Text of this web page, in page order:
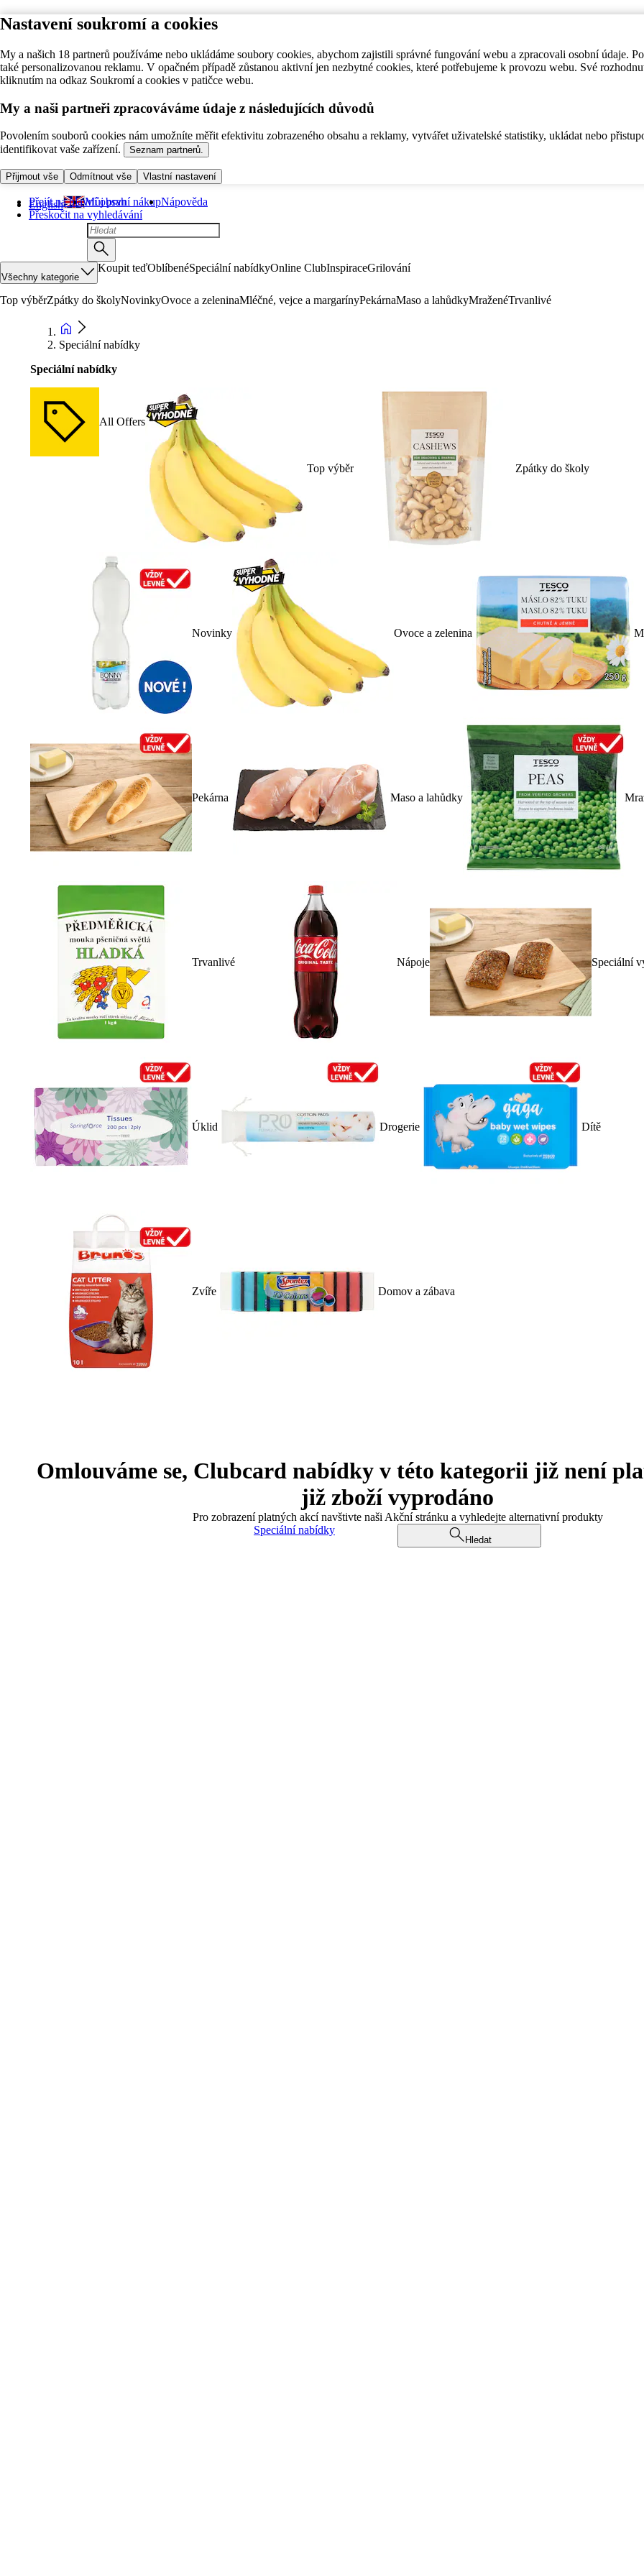
Nastavení soukromí a cookies
My a našich 18 partnerů používáme nebo ukládáme soubory cookies, abychom zajistili správné fungování webu a zpracovali osobní údaje.
také personalizovanou reklamu. V opačném případě zůstanou aktivní jen nezbytné cookies, které potřebujeme k provozu webu. Své
kliknutím na odkaz Soukromí a cookies v patičce webu.
My a naši partneři zpracováváme údaje z následujících důvodů
Povolením souborů cookies nám umožníte měřit efektivitu zobrazeného obsahu a reklamy, vytvářet uživatelské statistiky, ukládat nebo
identifikovat vaše zařízení.
Seznam partnerů.
Přijmout vše Odmítnout vše Vlastní nastavení
Přejít na hlavní obsah
Přeskočit na vyhledávání
English Můj první nákupNápověda
Všechny kategorie
Koupit teďOblíbenéSpeciální nabídkyOnline ClubInspiraceGrilování
Top výběrZpátky do školyNovinkyOvoce a zeleninaMléčné, vejce a margarínyPekárnaMaso a lahůdkyMraženéTrvanlivé
Speciální nabídky
Speciální nabídky
All Offers
Top výběr Zpátky do školy
Novinky Ovoce a zelenina
Pekárna Maso a lahůdky
Trvanlivé Nápoje Speciální
Úklid Drogerie Dítě
Zvíře Domov a zábava
Omlouváme se, Clubcard nabídky v této kategorii již není
již zboží vyprodáno
Pro zobrazení platných akcí navštivte naši Akční stránku a vyhledejte alternativní produkty
Speciální nabídky
Hledat